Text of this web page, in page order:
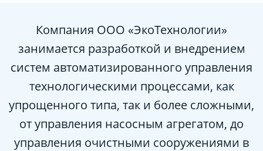
Компания ООО «ЭкоТехнологии»
занимается разработкой и внедрением
систем автоматизированного управления
технологическими процессами, как
упрощенного типа, так и более сложными,
от управления насосным агрегатом, до
управления очистными сооружениями в